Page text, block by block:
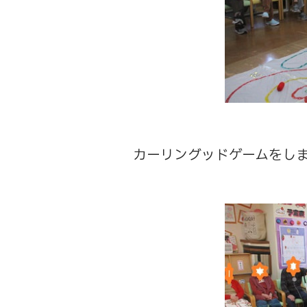
カーリングッドゲームをし